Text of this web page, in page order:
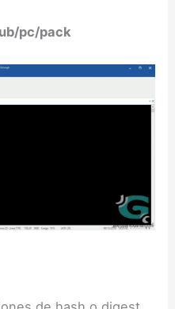
pc/pack